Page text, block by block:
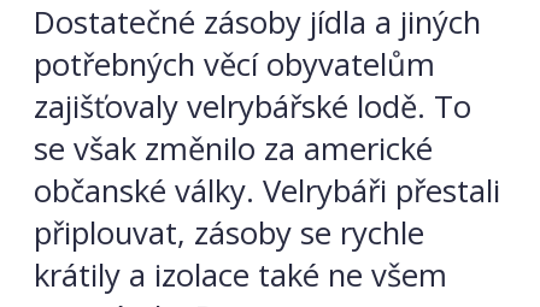
Dostatečné zásoby jídla a jiných
potřebných věcí obyvatelům
zajišťovaly velrybářské lodě. To
se však změnilo za americké
občanské války. Velrybáři přestali
připlouvat, zásoby se rychle
krátily a izolace také ne všem